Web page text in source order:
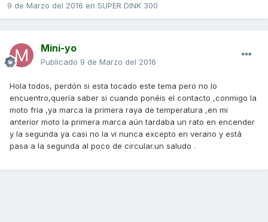
9 de Marzo del 2016 en SUPER DINK 300
Mini-yo
Publicado 9 de Marzo del 2016
Hola todos, perdón si esta tocado este tema pero no lo
encuentro,quería saber si cuando ponéis el contacto ,conmigo la
moto fría ,ya marca la primera raya de temperatura ,en mi
anterior moto la primera marca aún tardaba un rato en encender
y la segunda ya casi no la vi nunca excepto en verano y está
pasa a la segunda al poco de circular.un saludo .